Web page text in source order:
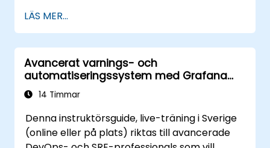
att visualisera klusterhälsa och
prestanda.
Implementera aviseringstrategier för
proaktiv felupplösning.
Tillämpa bästa praxis för skalning av
övervakningslösningar i Kubernetes-
LÄS MER...
Avancerat varnings- och
automatiseringssystem med Grafana
och Prometheus
14 Timmar
Denna instruktörsguide, live-träning i Sverige
(online eller på plats) riktas till avancerade